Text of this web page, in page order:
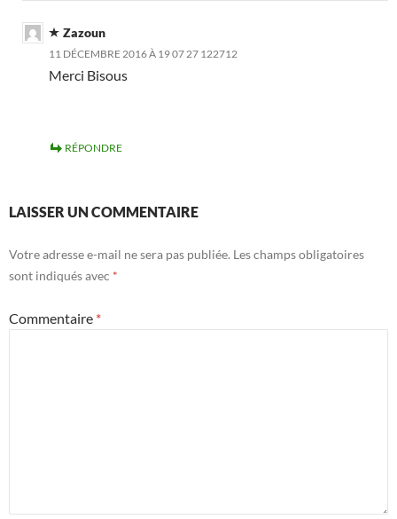
Zazoun
11 DÉCEMBRE 2016 À 19 07 27 122712
Merci Bisous
RÉPONDRE
LAISSER UN COMMENTAIRE
Votre adresse e-mail ne sera pas publiée. Les champs obligatoires
sont indiqués avec *
Commentaire *